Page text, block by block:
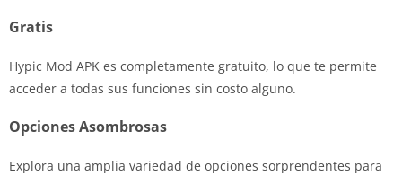
Gratis
Hypic Mod APK es completamente gratuito, lo que te permite
acceder a todas sus funciones sin costo alguno.
Opciones Asombrosas
Explora una amplia variedad de opciones sorprendentes para